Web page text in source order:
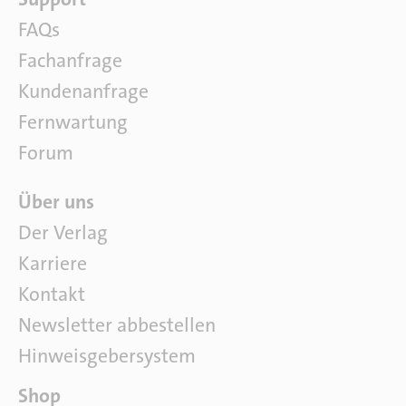
r
o
f
t
w
a
r
e
FAQs
Fachanfrage
Kundenanfrage
Fernwartung
Forum
Ü
b
e
r
u
n
s
Über uns
Der Verlag
Karriere
Kontakt
Newsletter abbestellen
Hinweisgebersystem
P
Shop